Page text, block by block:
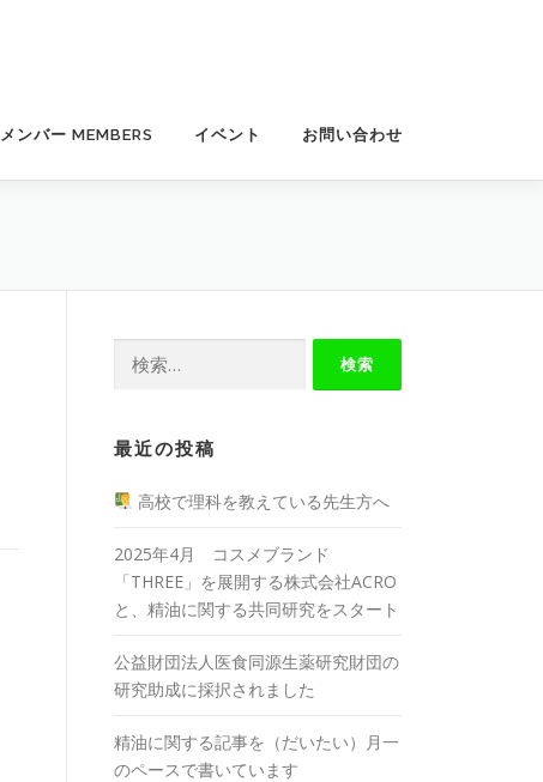
メンバー MEMBERS イベント お問い合わせ
最近の投稿
高校で理科を教えている先生方へ
2025年4月 コスメブランド
「THREE」を展開する株式会社ACRO
と、精油に関する共同研究をスタート
公益財団法人医食同源生薬研究財団の
研究助成に採択されました
精油に関する記事を（だいたい）月一
のペースで書いています